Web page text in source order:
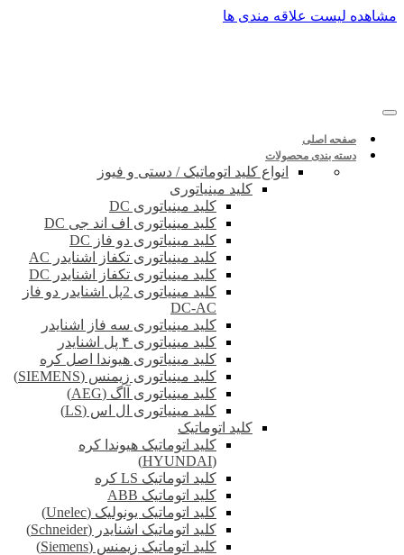
پرش
مشاهده لیست علاقه مندی ها
صفحه اصلی
دسته بندی محصولات
انواع کلید اتوماتیک / دستی و فیوز
کلید مینیاتوری
کلید مینیاتوری DC
کلید مینیاتوری اف اند جی DC
کلید مینیاتوری دو فاز DC
کلید مینیاتوری تکفاز اشنایدر AC
کلید مینیاتوری تکفاز اشنایدر DC
کلید مینیاتوری 2پل اشنایدر دو فاز
DC-AC
کلید مینیاتوری سه فاز اشنایدر
کلید مینیاتوری ۴ پل اشنایدر
کلید مینیاتوری هیوندا اصل کره
کلید مینیاتوری زیمنس (SIEMENS)
کلید مینیاتوری آاگ (AEG)
کلید مینیاتوری ال اس (LS)
کلید اتوماتیک
کلید اتوماتیک هیوندا کره
(HYUNDAI)
کلید اتوماتیک LS کره
کلید اتوماتیک ABB
کلید اتوماتیک یونولیک (Unelec)
کلید اتوماتیک اشنایدر (Schneider)
کلید اتوماتیک زیمنس (Siemens)